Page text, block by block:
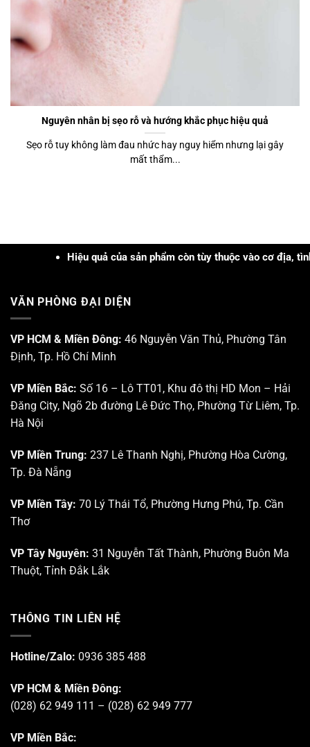
Nguyên nhân bị sẹo rỗ và hướng khắc phục hiệu quả
Sẹo rỗ tuy không làm đau nhức hay nguy hiểm nhưng lại gây
mất thẩm...
Hiệu quả của sản phẩm còn tùy thuộc vào cơ địa, tình
VĂN PHÒNG ĐẠI DIỆN
VP HCM & Miền Đông: 46 Nguyễn Văn Thủ, Phường Tân
Định, Tp. Hồ Chí Minh
VP Miền Bắc: Số 16 – Lô TT01, Khu đô thị HD Mon – Hải
Đăng City, Ngõ 2b đường Lê Đức Thọ, Phường Từ Liêm, Tp.
Hà Nội
VP Miền Trung: 237 Lê Thanh Nghị, Phường Hòa Cường,
Tp. Đà Nẵng
VP Miền Tây: 70 Lý Thái Tổ, Phường Hưng Phú, Tp. Cần
Thơ
VP Tây Nguyên: 31 Nguyễn Tất Thành, Phường Buôn Ma
Thuột, Tỉnh Đắk Lắk
THÔNG TIN LIÊN HỆ
Hotline/Zalo: 0936 385 488
VP HCM & Miền Đông:
(028) 62 949 111 – (028) 62 949 777
VP Miền Bắc: